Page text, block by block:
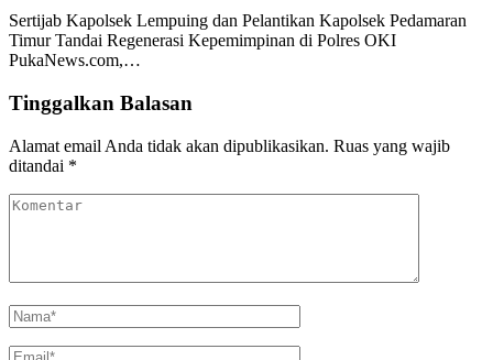
Sertijab Kapolsek Lempuing dan Pelantikan Kapolsek Pedamaran
Timur Tandai Regenerasi Kepemimpinan di Polres OKI
PukaNews.com,…
Tinggalkan Balasan
Alamat email Anda tidak akan dipublikasikan. Ruas yang wajib
ditandai *